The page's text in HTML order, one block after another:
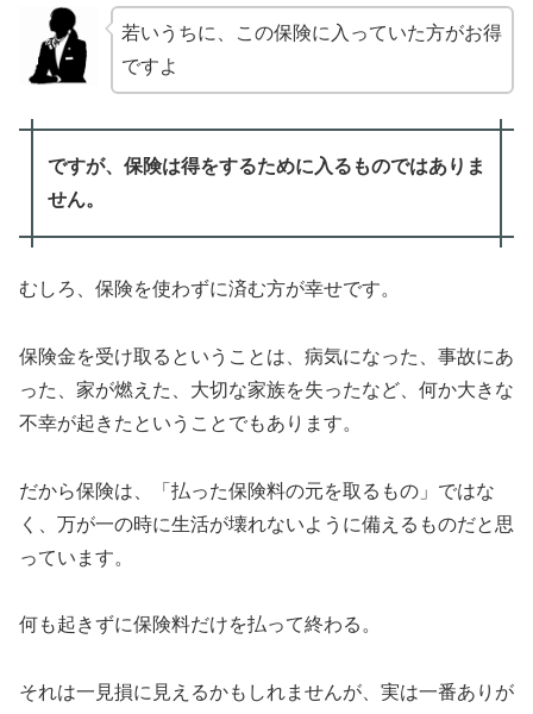
若いうちに、この保険に入っていた方がお得
ですよ
ですが、保険は得をするために入るものではありま
せん。
むしろ、保険を使わずに済む方が幸せです。
保険金を受け取るということは、病気になった、事故にあ
った、家が燃えた、大切な家族を失ったなど、何か大きな
不幸が起きたということでもあります。
だから保険は、「払った保険料の元を取るもの」ではな
く、万が一の時に生活が壊れないように備えるものだと思
っています。
何も起きずに保険料だけを払って終わる。
それは一見損に見えるかもしれませんが、実は一番ありが